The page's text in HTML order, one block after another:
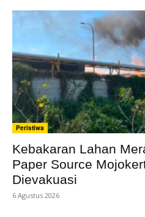
Peristiwa
Kebakaran Lahan
Paper Source
Dievakuasi
6 Agustus 2026